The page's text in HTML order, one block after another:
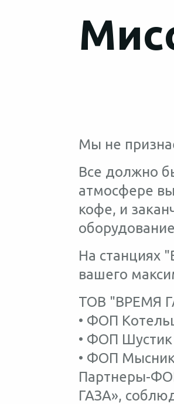
Мы не
Все должно
атмосфере
кофе, и
На станциях
вашего
ТОВ "ВРЕМЯ
• ФОП
• ФОП Шустик
• ФОП Мысник
Партнеры-
ГАЗА»,